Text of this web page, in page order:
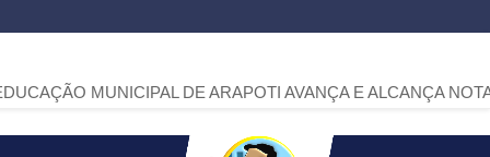
DE ARAPOTI AVANÇA E ALCANÇA NOTA 6,9 NO IDEB